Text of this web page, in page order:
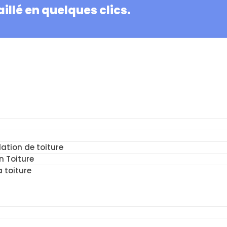
en quelques clics.
de toiture
Toiture
toiture